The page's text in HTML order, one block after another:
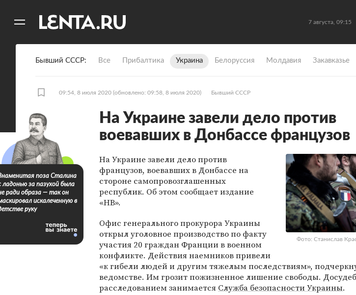
7 августа, 09:15
Бывший СССР Все Прибалтика Украина Белоруссия Молдавия Закавказье
09:54, 8 июля 2020 (обновлено: 09:58, 8 июля 2020) Бывший СССР
На Украине завели дело против
воевавших в Донбассе французов
Фото: Станислав
На Украине завели дело против
французов, воевавших в Донбассе на
стороне самопровозглашенных
республик. Об этом сообщает издание
«НВ».
Офис генерального прокурора Украины
открыл уголовное производство по факту
участия 20 граждан Франции в военном
конфликте. Действия наемников привели
«к гибели людей и другим тяжелым последствиям»,
ведомстве. Им грозит пожизненное лишение свободы.
расследованием занимается Служба безопасности Украины.
поза Сталина
ладонью за пазухой была
ради образа — так он
искалеченную в
руку